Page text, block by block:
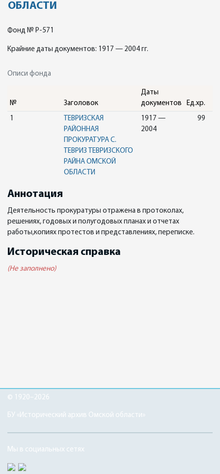
ОБЛАСТИ
Фонд № Р-571
Крайние даты документов: 1917 — 2004 гг.
Описи фонда
№ Заголовок
Даты
документов
Ед.хр.
1
ТЕВРИЗСКАЯ
РАЙОННАЯ
ПРОКУРАТУРА С.
ТЕВРИЗ ТЕВРИЗСКОГО
РАЙНА ОМСКОЙ
ОБЛАСТИ
1917 —
2004
99
Аннотация
Деятельность прокуратуры отражена в протоколах,
решениях, годовых и полугодовых планах и отчетах
работы,копиях протестов и представлениях, переписке.
Историческая справка
(Не заполнено)
© 1920–2026
БУ «Исторический архив Омской области»
Мы в социальных сетях